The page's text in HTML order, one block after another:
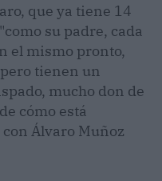
que ya tiene 14
su padre, cada
el mismo pronto,
tienen un
mucho don de
cómo está
Álvaro Muñoz